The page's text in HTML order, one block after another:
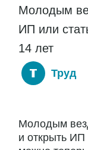
Молодым
ИП или
14 лет
Труд
Молодым
и открыть ИП